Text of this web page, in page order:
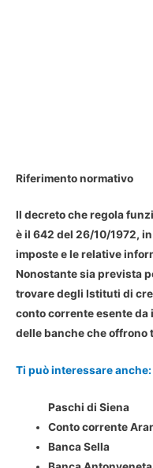
Riferimento normativo
Il decreto che regola
è il 642 del 26/10/1972,
imposte e le relative
Nonostante sia prevista
trovare degli Istituti di
conto corrente esente da
delle banche che offrono
Ti può interessare anche:
Paschi di Siena
Conto corrente
Banca Sella